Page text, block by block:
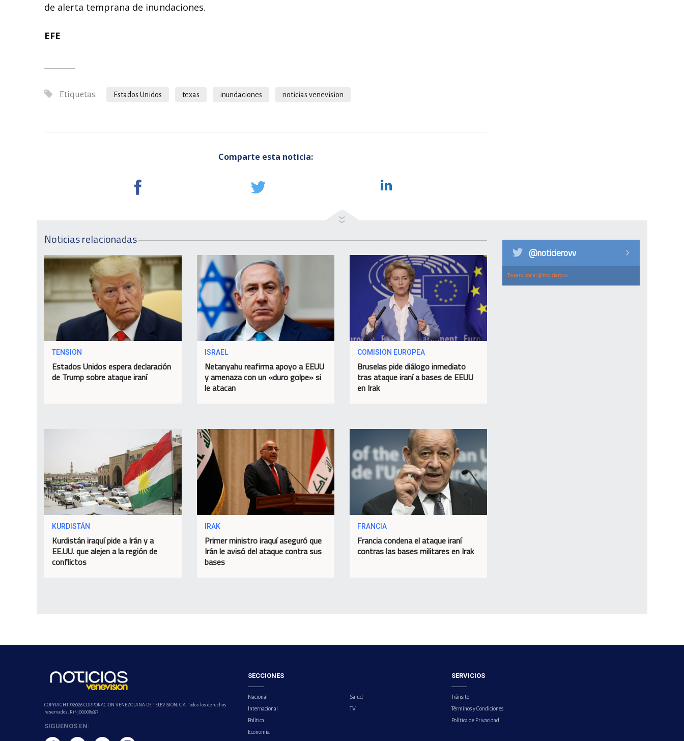
de alerta temprana de inundaciones.
EFE
Etiquetas: Estados Unidos texas inundaciones noticias venevision
Comparte esta noticia:
Noticias relacionadas
TENSION
Estados Unidos espera declaración
de Trump sobre ataque iraní
ISRAEL
Netanyahu reafirma apoyo a EEUU
y amenaza con un «duro golpe» si
le atacan
COMISION EUROPEA
Bruselas pide diálogo inmediato
tras ataque iraní a bases de EEUU
en Irak
KURDISTÁN
Kurdistán iraquí pide a Irán y a
EE.UU. que alejen a la región de
conflictos
IRAK
Primer ministro iraquí aseguró que
Irán le avisó del ataque contra sus
bases
FRANCIA
Francia condena el ataque iraní
contras las bases militares en Irak
@noticierovv
Tweets por el @noticierovv.
COPYRIGHT ©2026 CORPORACIÓN VENEZOLANA DE TELEVISION, C.A. Todos los derechos
reservados. Rif-j000089337
SIGUENOS EN:
SECCIONES
Nacional
Internacional
Política
Economía
Salud
TV
SERVICIOS
Tránsito
Términos y Condiciones
Política de Privacidad